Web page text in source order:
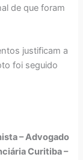
de que foram
justificam a
foi seguido
– Advogado
Curitiba –